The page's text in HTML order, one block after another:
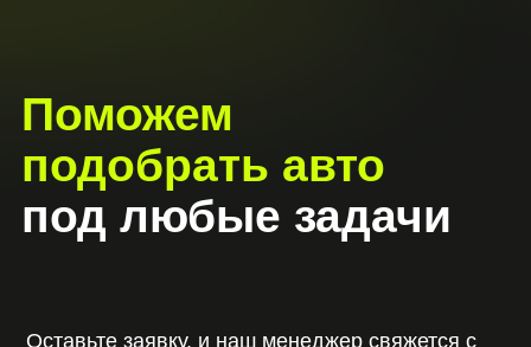
Время работы: круглосуточно
Telegram ||| ||WhatsAPP|||||||Viber ||| Instagram
Youtube